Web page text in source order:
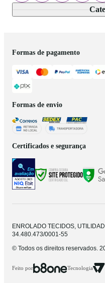
Formas de pagamento
Formas de envio
Certificados e segurança
ENROLADO TECIDOS,
34.480.473/0001-55
© Todos os direitos reservados.
Feito por Tecnologia